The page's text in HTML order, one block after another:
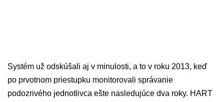
Systém už odskúšali aj v minulosti, a to v roku 2013, keď
po prvotnom priestupku monitorovali správanie
podozrivého jednotlivca ešte nasledujúce dva roky. HART